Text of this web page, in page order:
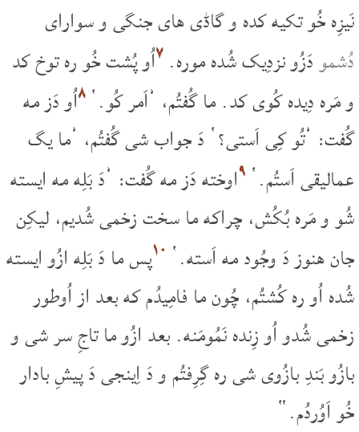
نَیزِه خُو تکیه کده و گاڈی های جنگی و سوارای
دُشمودَزُو نزدِیک شُده موره.۷اُو پُشت خُو ره توخ کد
و مَره دِیده کُوی کد. ما گُفتُم، ’اَمر کُو.‘۸اُو دَز مه
گُفت: ’تُو کِی اَستی؟‘ دَ جواب شی گُفتُم، ’ما یگ
عمالیقی اَستُم.‘ ۹اوخته دَز مه گُفت: ’دَ بَلِه مه ایسته
شُو و مَره بُکُش، چراکه ما سخت زخمی شُدیم، لیکِن
جان هنوز دَ وجُود مه اَسته.‘ ۱۰پس ما دَ بَلِه ازُو ایسته
شُده اُو ره کُشتُم، چُون ما فامِیدُم که بعد از اُوطور
زخمی شُدو اُو زِنده نَمُومَنه. بعد ازُو ما تاجِ سر شی و
بازُو بَندِ بازُوی شی ره گِرِفتُم و دَ اِینجی دَ پیشِ بادار
خُو اَوُردُم.“